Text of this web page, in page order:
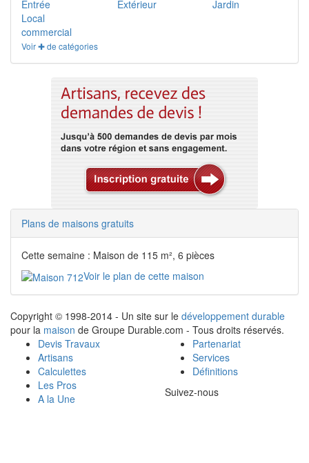
Entrée
Extérieur
Jardin
Local
commercial
Voir ✚ de catégories
Plans de maisons gratuits
Cette semaine : Maison de 115 m², 6 pièces
Voir le plan de cette maison
Copyright © 1998-2014 - Un site sur le développement durable
pour la maison de Groupe Durable.com - Tous droits réservés.
Devis Travaux
Artisans
Calculettes
Les Pros
A la Une
Partenariat
Services
Définitions
Suivez-nous